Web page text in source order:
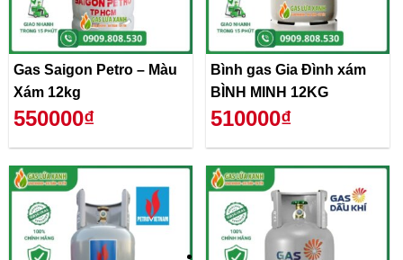
Gas Saigon Petro – Màu
Xám 12kg
550000₫
Bình gas Gia Đình xám
BÌNH MINH 12KG
510000₫